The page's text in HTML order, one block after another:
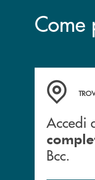
Come
Accedi all'
Accedi
Bcc.